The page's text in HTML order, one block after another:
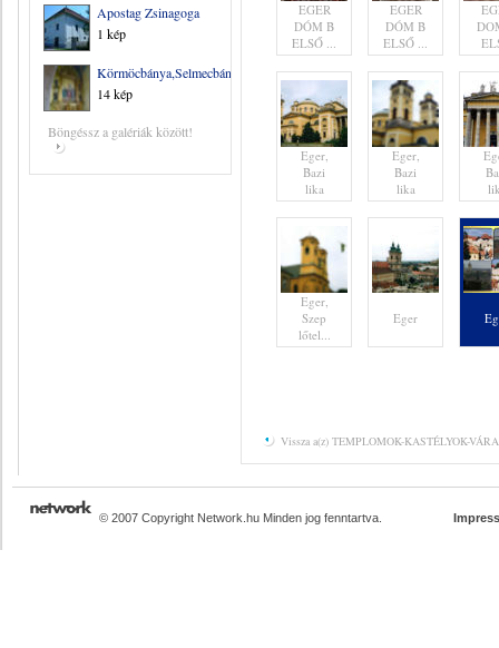
Apostag Zsinagoga
1 kép
Körmöcbánya,Selmecbánya
14 kép
Böngéssz a galériák között!
EGER
DÓM B
ELSŐ ...
EGER
DÓM B
ELSŐ ...
Eger,
Bazi
lika
Eger,
Bazi
lika
Eger,
Szep
lőtel...
Eger
Vissza a(z) TEMPLOMOK-KASTÉLYOK-
© 2007 Copyright Network.hu Minden jog fenntartva.